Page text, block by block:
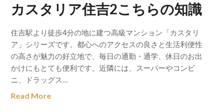
カスタリア住吉2こちらの知識
住吉駅より徒歩4分の地に建つ高級マンション「カスタリ
ア」シリーズです。都心へのアクセスの良さと生活利便性
の高さが魅力の好立地で、毎日の通勤・通学、休日のお出
かけにもとても便利です。近隣には、スーパーやコンビ
ニ、ドラッグス…
Read More